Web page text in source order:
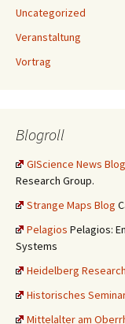
Uncategorized
Veranstaltung
Vortrag
Blogroll
GIScience News Blog
Research Group.
Strange Maps Blog
Pelagios Pelagios:
Systems
Heidelberg
Historisches
Mittelalter am